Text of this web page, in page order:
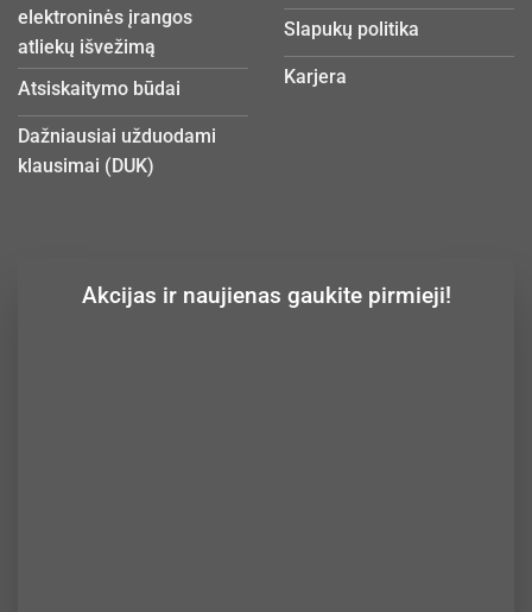
elektroninės įrangos
atliekų išvežimą
Atsiskaitymo būdai
Dažniausiai užduodami
klausimai (DUK)
Slapukų politika
Karjera
Akcijas ir naujienas gaukite pirmieji!